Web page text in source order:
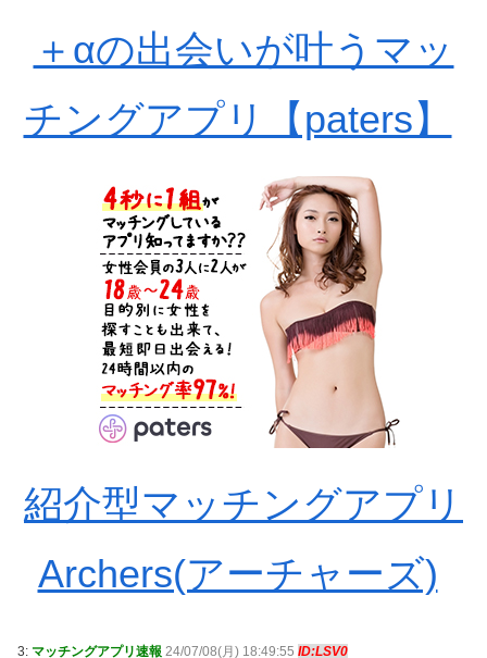
＋αの出会いが叶うマッ
チングアプリ【paters】
紹介型マッチングアプリ
Archers(アーチャーズ)
3: マッチングアプリ速報 24/07/08(月) 18:49:55 ID:LSV0